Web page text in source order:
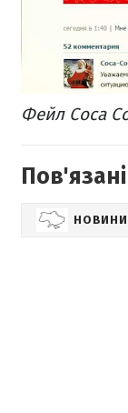
Фейл Coca
НОВИНИ